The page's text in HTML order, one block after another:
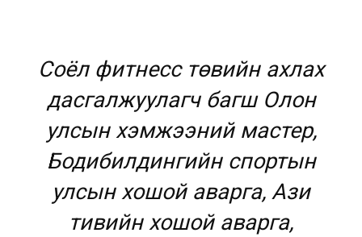
Соёл фитнесс төвийн ахлах
дасгалжуулагч багш Олон
улсын хэмжээний мастер,
Бодибилдингийн спортын
улсын хошой аварга, Ази
тивийн хошой аварга,